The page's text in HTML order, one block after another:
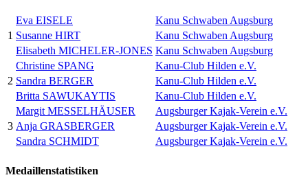
1
Eva EISELE
Kanu Schwaben Augsburg
Susanne HIRT
Kanu Schwaben Augsburg
Elisabeth MICHELER-JONES Kanu Schwaben Augsburg
2
Christine SPANG
Kanu-Club Hilden e.V.
Sandra BERGER
Kanu-Club Hilden e.V.
Britta SAWUKAYTIS
Kanu-Club Hilden e.V.
3
Margit MESSELHÄUSER
Augsburger Kajak-Verein e.V.
Anja GRASBERGER
Augsburger Kajak-Verein e.V.
Sandra SCHMIDT
Augsburger Kajak-Verein e.V.
Medaillenstatistiken